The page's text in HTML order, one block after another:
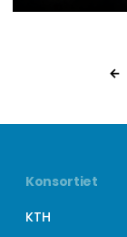
Konsortiet
KTH